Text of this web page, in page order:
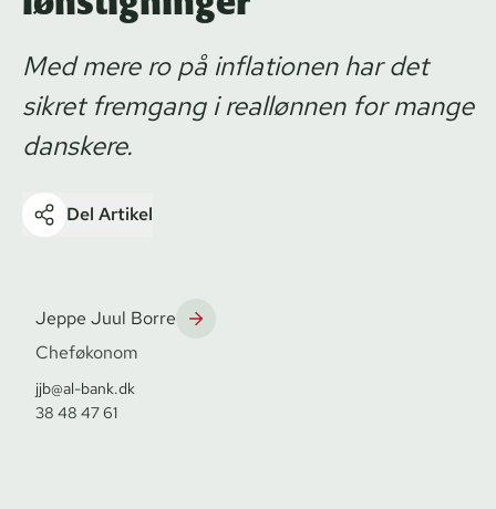
Med mere ro på inflationen har det
sikret fremgang i reallønnen for mange
danskere.
Del Artikel
Jeppe Juul Borre
Cheføkonom
jjb@al-bank.dk
38 48 47 61